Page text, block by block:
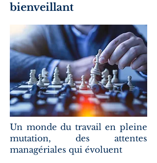
bienveillant
Un monde du travail en pleine
mutation, des attentes
managériales qui évoluent